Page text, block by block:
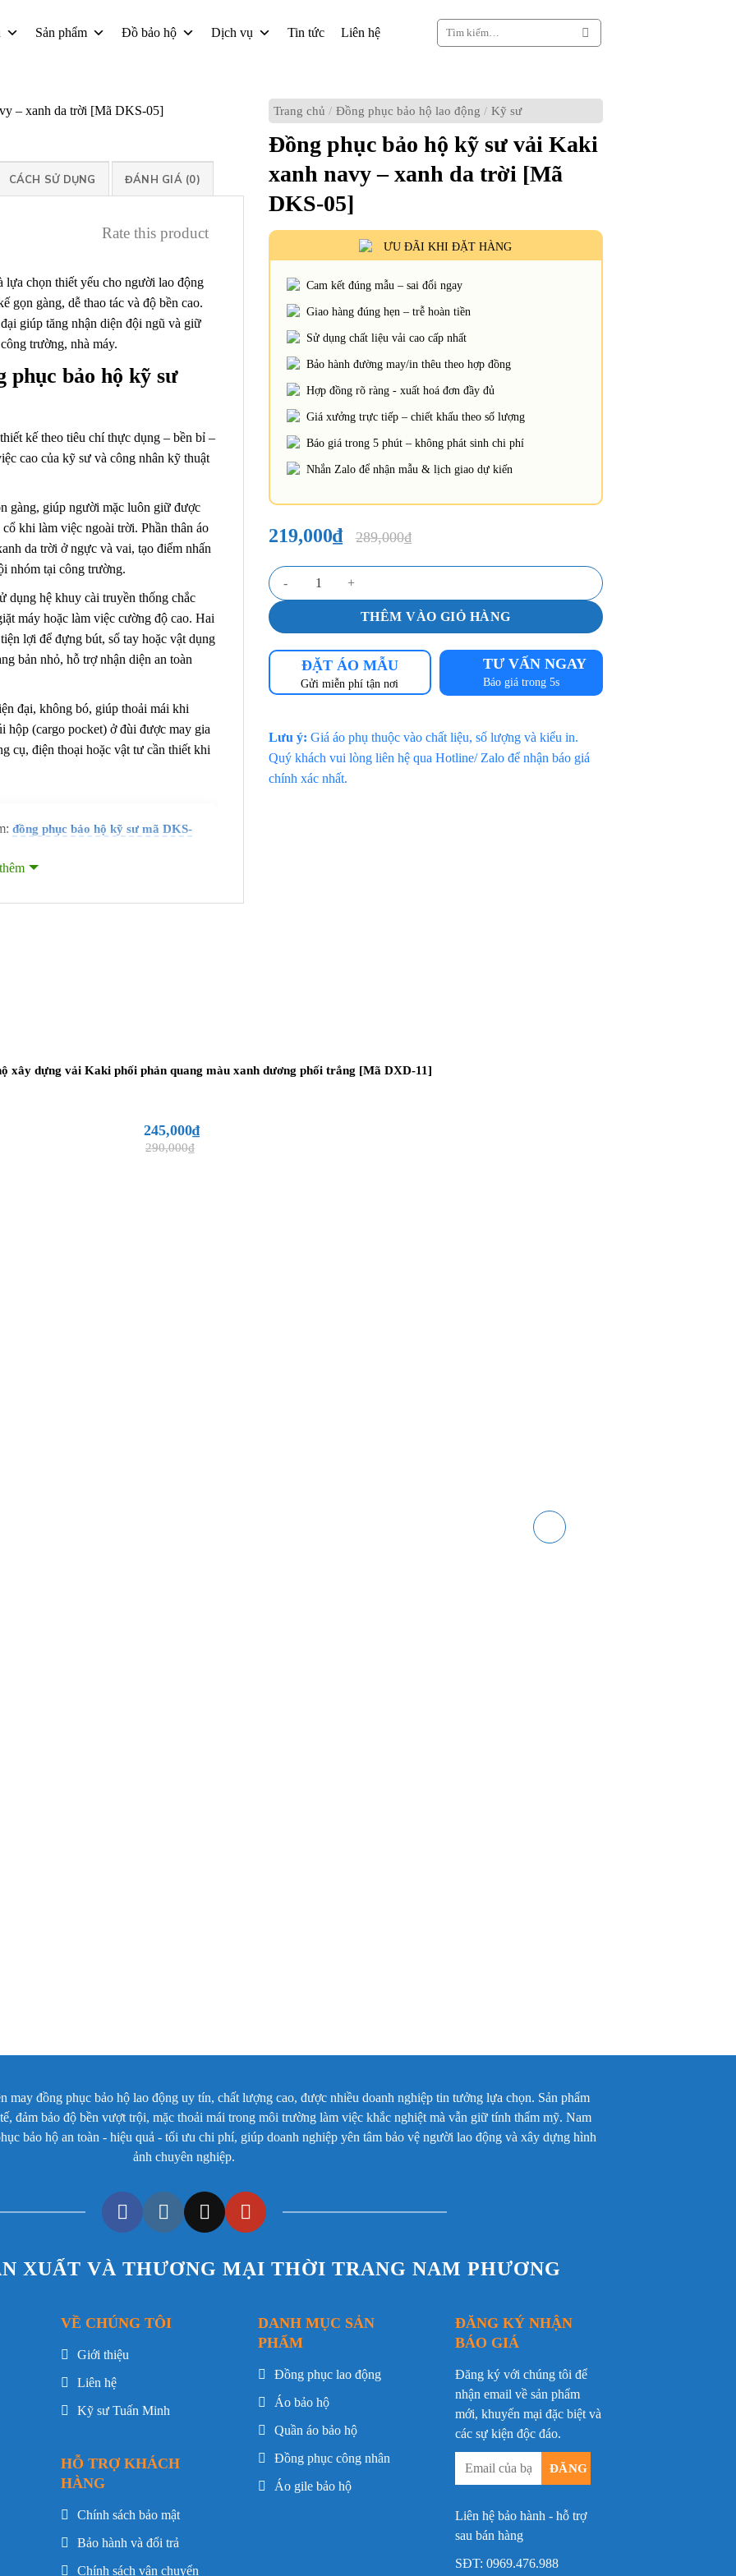
Sản phẩm Đồ bảo hộ Dịch vụ Tin tức Liên hệ
Tìm
kiếm:
Trang chủ / Đồng phục bảo hộ lao động / Kỹ sư
Đồng phục bảo hộ kỹ sư vải Kaki
xanh navy – xanh da trời [Mã
DKS-05]
ƯU ĐÃI KHI ĐẶT HÀNG
Cam kết đúng mẫu – sai đổi ngay
Giao hàng đúng hẹn – trễ hoàn tiền
Sử dụng chất liệu vải cao cấp nhất
Bảo hành đường may/in thêu theo hợp đồng
Hợp đồng rõ ràng - xuất hoá đơn đầy đủ
Giá xưởng trực tiếp – chiết khấu theo số lượng
Báo giá trong 5 phút – không phát sinh chi phí
Nhắn Zalo để nhận mẫu & lịch giao dự kiến
219,000₫ 289,000₫
Đồng phục bảo hộ kỹ sư vải Kaki xanh navy – xanh da trời [Mã DKS-05] số lượng
THÊM VÀO GIỎ HÀNG
ĐẶT ÁO MẪU
Gửi miễn phí tận nơi
TƯ VẤN NGAY
Báo giá trong 5s
Lưu ý: Giá áo phụ thuộc vào chất liệu, số lượng và kiểu in.
Quý khách vui lòng liên hệ qua Hotline/ Zalo để nhận báo giá
chính xác nhất.
CÁCH SỬ DỤNG ĐÁNH GIÁ (0)
Rate this product
chọn thiết yếu cho người lao động
gọn gàng, dễ thao tác và độ bền cao.
giúp tăng nhận diện đội ngũ và giữ
trường, nhà máy.
phục bảo hộ kỹ sư
kế theo tiêu chí thực dụng – bền bỉ –
cao của kỹ sư và công nhân kỹ thuật
gàng, giúp người mặc luôn giữ được
khi làm việc ngoài trời. Phần thân áo
da trời ở ngực và vai, tạo điểm nhấn
nhóm tại công trường.
dụng hệ khuy cài truyền thống chắc
máy hoặc làm việc cường độ cao. Hai
lợi để đựng bút, sổ tay hoặc vật dụng
bản nhỏ, hỗ trợ nhận diện an toàn
đại, không bó, giúp thoải mái khi
hộp (cargo pocket) ở đùi được may gia
cụ, điện thoại hoặc vật tư cần thiết khi
đồng phục bảo hộ kỹ sư mã DKS-
và bền màu không phai theo thời gian.
bảo hộ
xây dựng vải Kaki phối phản quang màu xanh dương phối trắng [Mã DXD-11]
245,000₫
290,000₫
đồng phục bảo hộ lao động uy tín, chất lượng cao, được nhiều doanh nghiệp tin tưởng lựa chọn. Sản phẩm
đảm bảo độ bền vượt trội, mặc thoải mái trong môi trường làm việc khắc nghiệt mà vẫn giữ tính thẩm mỹ. Nam
bảo hộ an toàn - hiệu quả - tối ưu chi phí, giúp doanh nghiệp yên tâm bảo vệ người lao động và xây dựng hình
ảnh chuyên nghiệp.
XUẤT VÀ THƯƠNG MẠI THỜI TRANG NAM PHƯƠNG
VỀ CHÚNG TÔI
Giới thiệu
Liên hệ
Kỹ sư Tuấn Minh
HỖ TRỢ KHÁCH
HÀNG
Chính sách bảo mật
Bảo hành và đổi trả
Chính sách vận chuyển
DANH MỤC SẢN
PHẨM
Đồng phục lao động
Áo bảo hộ
Quần áo bảo hộ
Đồng phục công nhân
Áo gile bảo hộ
ĐĂNG KÝ NHẬN
BÁO GIÁ
Đăng ký với chúng tôi để
nhận email về sản phẩm
mới, khuyến mại đặc biệt và
các sự kiện độc đáo.
Liên hệ bảo hành - hỗ trợ
sau bán hàng
SĐT: 0969.476.988